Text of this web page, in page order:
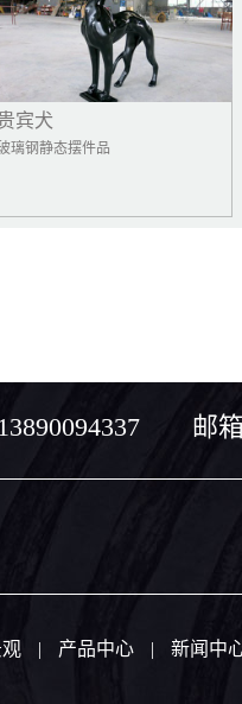
犬
静态摆件品
邮箱
| 产品中心 | 新闻中